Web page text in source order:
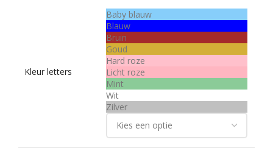
Kleur letters
Baby blauw
Blauw
Bruin
Goud
Hard roze
Licht roze
Mint
Wit
Zilver